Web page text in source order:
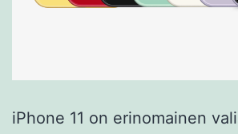
iPhone 11 on erinomainen